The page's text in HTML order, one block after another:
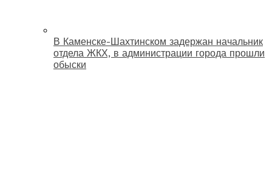
В Каменске-Шахтинском задержан начальник
отдела ЖКХ, в администрации города прошли
обыски